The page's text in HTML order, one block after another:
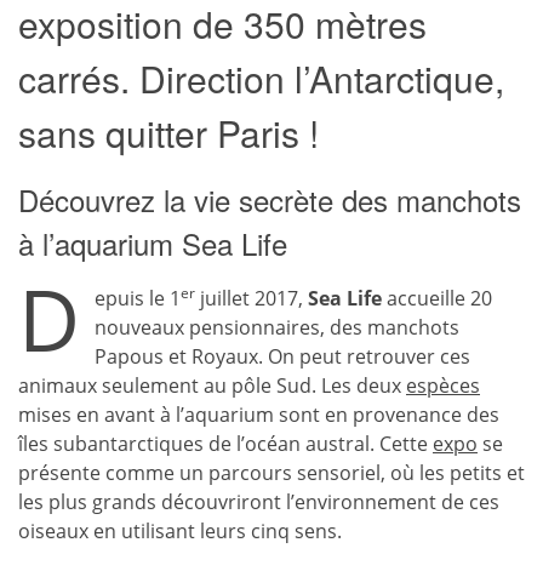
exposition de 350 mètres
carrés. Direction l’Antarctique,
sans quitter Paris !
Découvrez la vie secrète des manchots
à l’aquarium Sea Life
D epuis le 1er juillet 2017, Sea Lifeaccueille 20
nouveaux pensionnaires, des manchots
Papous et Royaux. On peut retrouver ces
animaux seulement au pôle Sud. Les deux espèces
mises en avant à l’aquarium sont en provenance des
îles subantarctiques de l’océan austral. Cette expo se
présente comme un parcours sensoriel, où les petits et
les plus grands découvriront l’environnement de ces
oiseaux en utilisant leurs cinq sens.